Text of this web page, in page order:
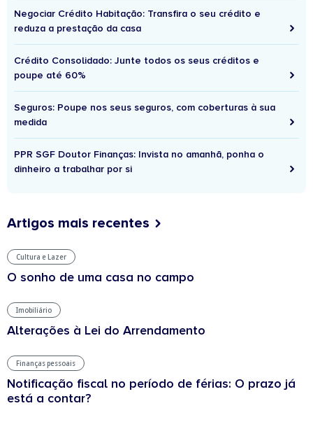
Negociar Crédito Habitação: Transfira o seu crédito e
reduza a prestação da casa
Crédito Consolidado: Junte todos os seus créditos e
poupe até 60%
Seguros: Poupe nos seus seguros, com coberturas à sua
medida
PPR SGF Doutor Finanças: Invista no amanhã, ponha o
dinheiro a trabalhar por si
Artigos mais recentes
Cultura e Lazer
O sonho de uma casa no campo
Imobiliário
Alterações à Lei do Arrendamento
Finanças pessoais
Notificação fiscal no período de férias: O prazo já
está a contar?